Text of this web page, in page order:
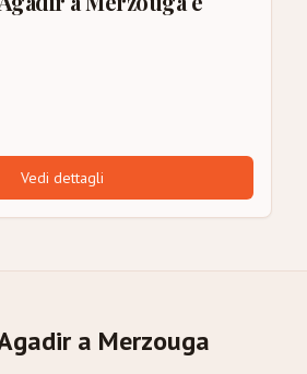
Vedi dettagli
a Merzouga